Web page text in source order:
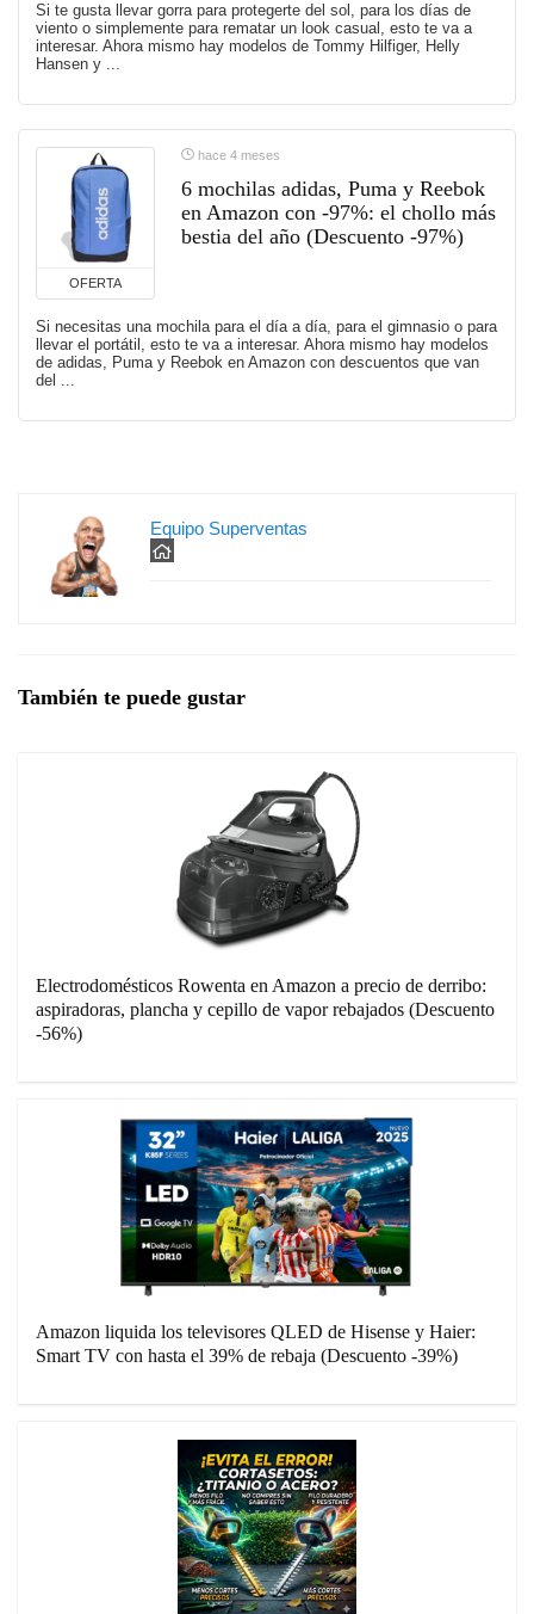
Si te gusta llevar gorra para protegerte del sol, para los días de
viento o simplemente para rematar un look casual, esto te va a
interesar. Ahora mismo hay modelos de Tommy Hilfiger, Helly
Hansen y ...
OFERTA
hace 4 meses
6 mochilas adidas, Puma y Reebok
en Amazon con -97%: el chollo más
bestia del año (Descuento -97%)
Si necesitas una mochila para el día a día, para el gimnasio o para
llevar el portátil, esto te va a interesar. Ahora mismo hay modelos
de adidas, Puma y Reebok en Amazon con descuentos que van
del ...
Equipo Superventas
También te puede gustar
Electrodomésticos Rowenta en Amazon a precio de derribo:
aspiradoras, plancha y cepillo de vapor rebajados (Descuento
-56%)
Amazon liquida los televisores QLED de Hisense y Haier:
Smart TV con hasta el 39% de rebaja (Descuento -39%)